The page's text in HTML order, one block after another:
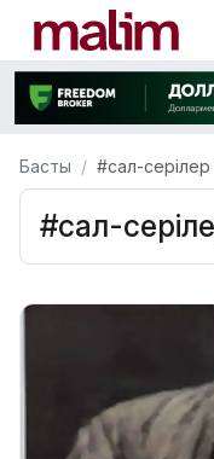
Басты #сал-
#сал-